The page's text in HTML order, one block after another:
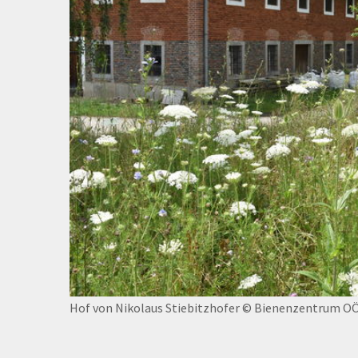
Hof von Nikolaus Stiebitzhofer© Bienenzentrum